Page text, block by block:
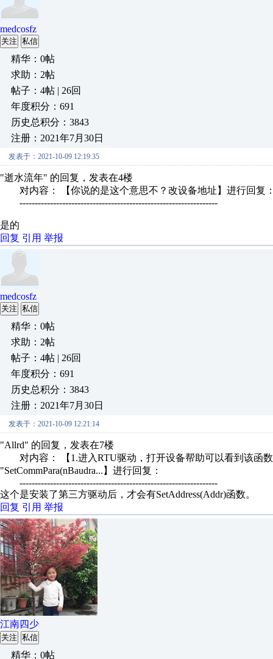
medcosfz
关注 私信
精华：0帖
求助：2帖
帖子：4帖 | 26回
年度积分：691
历史总积分：3843
注册：2021年7月30日
发表于：2021-10-09 12:19:35
"逝水流年" 的回复，发表在4楼
对内容： 【你说的是这个意思不？改设备地址】进行回复
-----------------------------------------------------------------
是的
回复 引用 举报
medcosfz
关注 私信
精华：0帖
求助：2帖
帖子：4帖 | 26回
年度积分：691
历史总积分：3843
注册：2021年7月30日
发表于：2021-10-09 12:21:14
"Allrd" 的回复，发表在7楼
对内容： 【1.进入RTU驱动，打开设备帮助可以看到该函数
"SetCommPara(nBaudra...】进行回复：
-----------------------------------------------------------------
这个是安装了第三方驱动后，才会有SetAddress(Addr)函数。
回复 引用 举报
江南四少
关注 私信
精华：0帖